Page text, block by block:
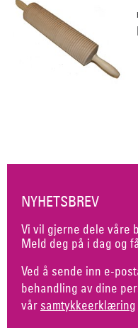
NYHETSBREV
Vi vil gjerne dele våre
Meld deg på i dag og
Ved å sende inn e-
behandling av dine
vår samtykkeerklæring